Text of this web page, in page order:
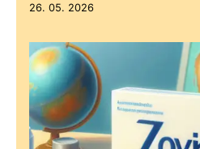
26. 05. 2026